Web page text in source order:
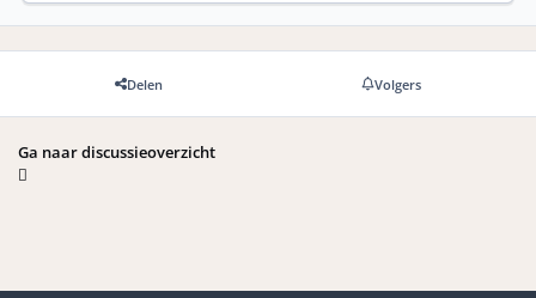
Delen Volgers
Ga naar discussieoverzicht